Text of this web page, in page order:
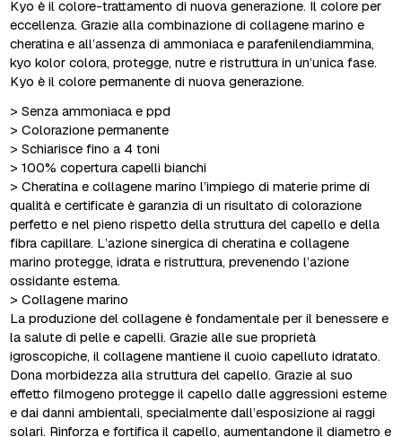
Kyo è il colore-trattamento di nuova generazione. Il colore per
eccellenza. Grazie alla combinazione di collagene marino e
cheratina e all’assenza di ammoniaca e parafenilendiammina,
kyo kolor colora, protegge, nutre e ristruttura in un’unica fase.
Kyo è il colore permanente di nuova generazione.
> Senza ammoniaca e ppd
> Colorazione permanente
> Schiarisce fino a 4 toni
> 100% copertura capelli bianchi
> Cheratina e collagene marino l’impiego di materie prime di
qualità e certificate è garanzia di un risultato di colorazione
perfetto e nel pieno rispetto della struttura del capello e della
fibra capillare. L’azione sinergica di cheratina e collagene
marino protegge, idrata e ristruttura, prevenendo l’azione
ossidante esterna.
> Collagene marino
La produzione del collagene è fondamentale per il benessere e
la salute di pelle e capelli. Grazie alle sue proprietà
igroscopiche, il collagene mantiene il cuoio capelluto idratato.
Dona morbidezza alla struttura del capello. Grazie al suo
effetto filmogeno protegge il capello dalle aggressioni esterne
e dai danni ambientali, specialmente dall’esposizione ai raggi
solari. Rinforza e fortifica il capello, aumentandone il diametro e